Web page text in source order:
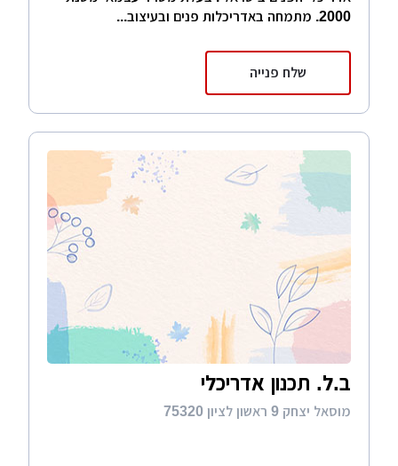
2000. מתמחה באדריכלות פנים ובעיצוב...
שלח פנייה
ב.ל. תכנון אדריכלי
מוסאל יצחק 9 ראשון לציון 75320